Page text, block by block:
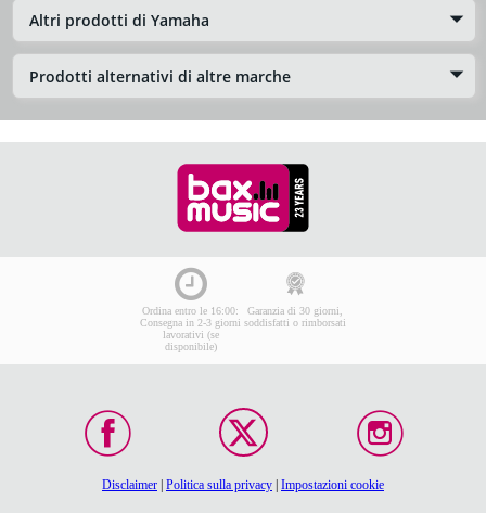
Altri prodotti di Yamaha
Prodotti alternativi di altre marche
Ordina entro le 16:00:
Consegna in 2-3 giorni
lavorativi (se
disponibile)
Garanzia di 30 giorni,
soddisfatti o rimborsati
Disclaimer | Politica sulla privacy | Impostazioni cookie